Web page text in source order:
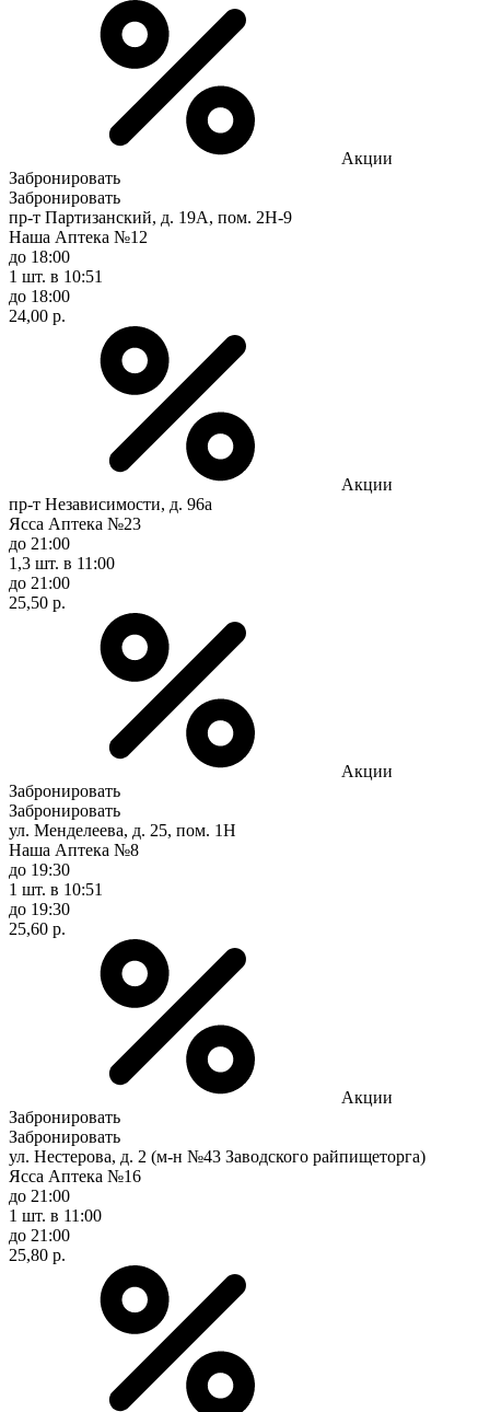
Акции
Забронировать
Забронировать
пр-т Партизанский, д. 19А, пом. 2Н-9
Наша Аптека №12
до 18:00
1 шт. в 10:51
до 18:00
24,00 р.
Акции
пр-т Независимости, д. 96а
Ясса Аптека №23
до 21:00
1,3 шт. в 11:00
до 21:00
25,50 р.
Акции
Забронировать
Забронировать
ул. Менделеева, д. 25, пом. 1Н
Наша Аптека №8
до 19:30
1 шт. в 10:51
до 19:30
25,60 р.
Акции
Забронировать
Забронировать
ул. Нестерова, д. 2 (м-н №43 Заводского райпищеторга)
Ясса Аптека №16
до 21:00
1 шт. в 11:00
до 21:00
25,80 р.